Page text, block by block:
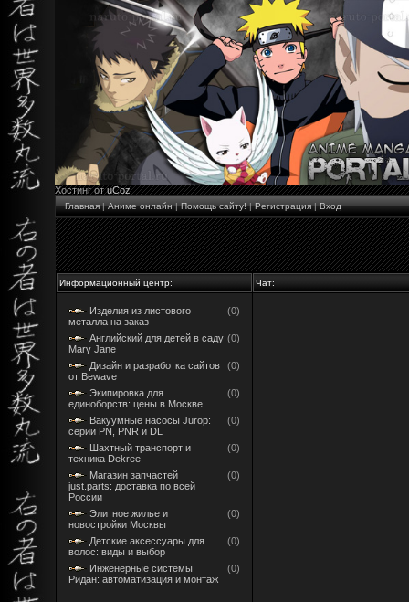
Хостинг отuCoz
Главная|Аниме онлайн|Помощь сайту!|Регистрация|Вход
Информационный центр: Чат:
Изделия из листового
металла на заказ
(0)
Английский для детей в саду
Mary Jane
(0)
Дизайн и разработка сайтов
от Bewave
(0)
Экипировка для
единоборств: цены в Москве
(0)
Вакуумные насосы Jurop:
серии PN, PNR и DL
(0)
Шахтный транспорт и
техника Dekree
(0)
Магазин запчастей
just.parts: доставка по всей
России
(0)
Элитное жилье и
новостройки Москвы
(0)
Детские аксессуары для
волос: виды и выбор
(0)
Инженерные системы
Ридан: автоматизация и монтаж
(0)